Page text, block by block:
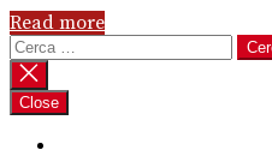
Read more
Ricerca
per:
Close